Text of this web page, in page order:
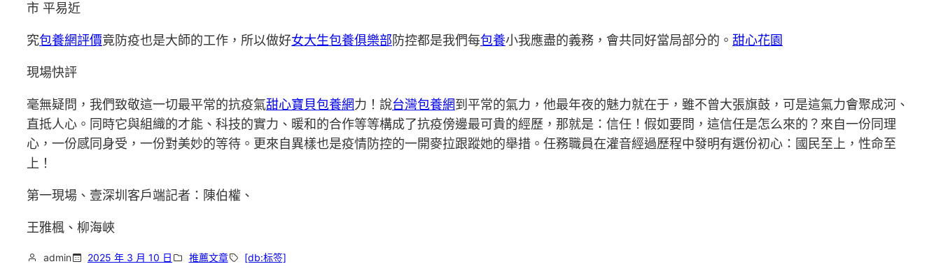
市 平易近
究包養網評價竟防疫也是大師的工作，所以做好女大生包養俱樂部防控都是我們每包養小我應盡的義務，會共同好當局部分的。 甜心花園
現場快評
毫無疑問，我們致敬這一切最平常的抗疫氣甜心寶貝包養網力！說台灣包養網到平常的氣力，他最年夜的魅力就在于，雖不曾大張旗鼓，可是這氣力會聚成河、
直抵人心。同時它與組織的才能、科技的實力、暖和的合作等等構成了抗疫傍邊最可貴的經歷，那就是：信任！假如要問，這信任是怎么來的？來自一份同理
心，一份感同身受，一份對美妙的等待。更來自異樣也是疫情防控的一開麥拉跟蹤她的舉措。任務職員在灌音經過歷程中發明有選份初心：國民至上，性命至
上！
第一現場、壹深圳客戶端記者：陳伯權、
王雅楓、柳海峽
admin 2025 年 3 月 10 日 推薦文章 [db:标签]